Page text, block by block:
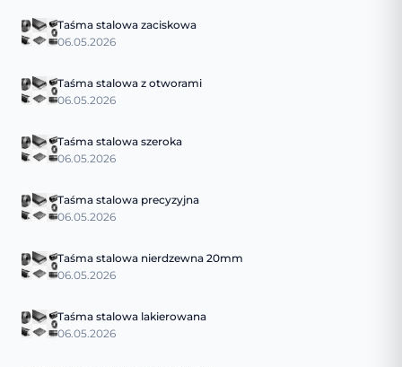
Taśma stalowa zaciskowa
06.05.2026
Taśma stalowa z otworami
06.05.2026
Taśma stalowa szeroka
06.05.2026
Taśma stalowa precyzyjna
06.05.2026
Taśma stalowa nierdzewna 20mm
06.05.2026
Taśma stalowa lakierowana
06.05.2026